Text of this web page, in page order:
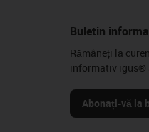
Buletin
Rămâneți la
informativ igus®
Abonați-vă la